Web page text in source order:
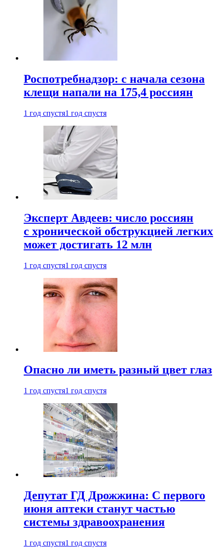
Роспотребнадзор: с начала сезона
клещи напали на 175,4 россиян
1 год спустя1 год спустя
Эксперт Авдеев: число россиян
с хронической обструкцией легких
может достигать 12 млн
1 год спустя1 год спустя
Опасно ли иметь разный цвет глаз
1 год спустя1 год спустя
Депутат ГД Дрожжина: С первого
июня аптеки станут частью
системы здравоохранения
1 год спустя1 год спустя